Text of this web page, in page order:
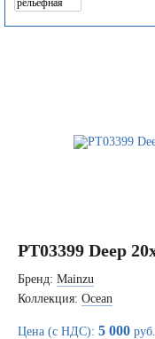
PT03399 Deep
Бренд: Mainzu
Коллекция: Ocean
Цена (с НДС): 5 000